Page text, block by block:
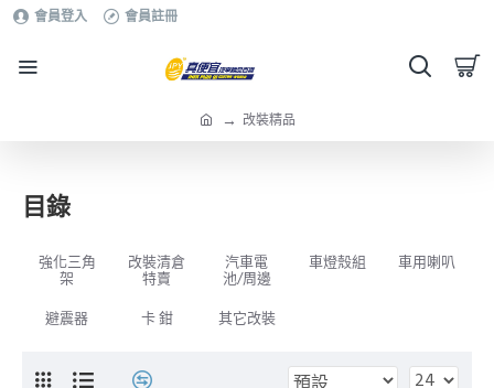
會員登入 會員註冊
改裝精品
目錄
強化三角
架
改裝清倉
特賣
汽車電
池/周邊
車燈殼組 車用喇叭
避震器 卡 鉗 其它改裝